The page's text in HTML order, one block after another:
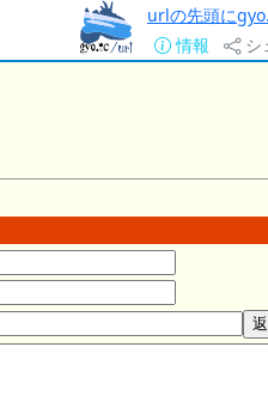
urlの先頭に
情報
シ